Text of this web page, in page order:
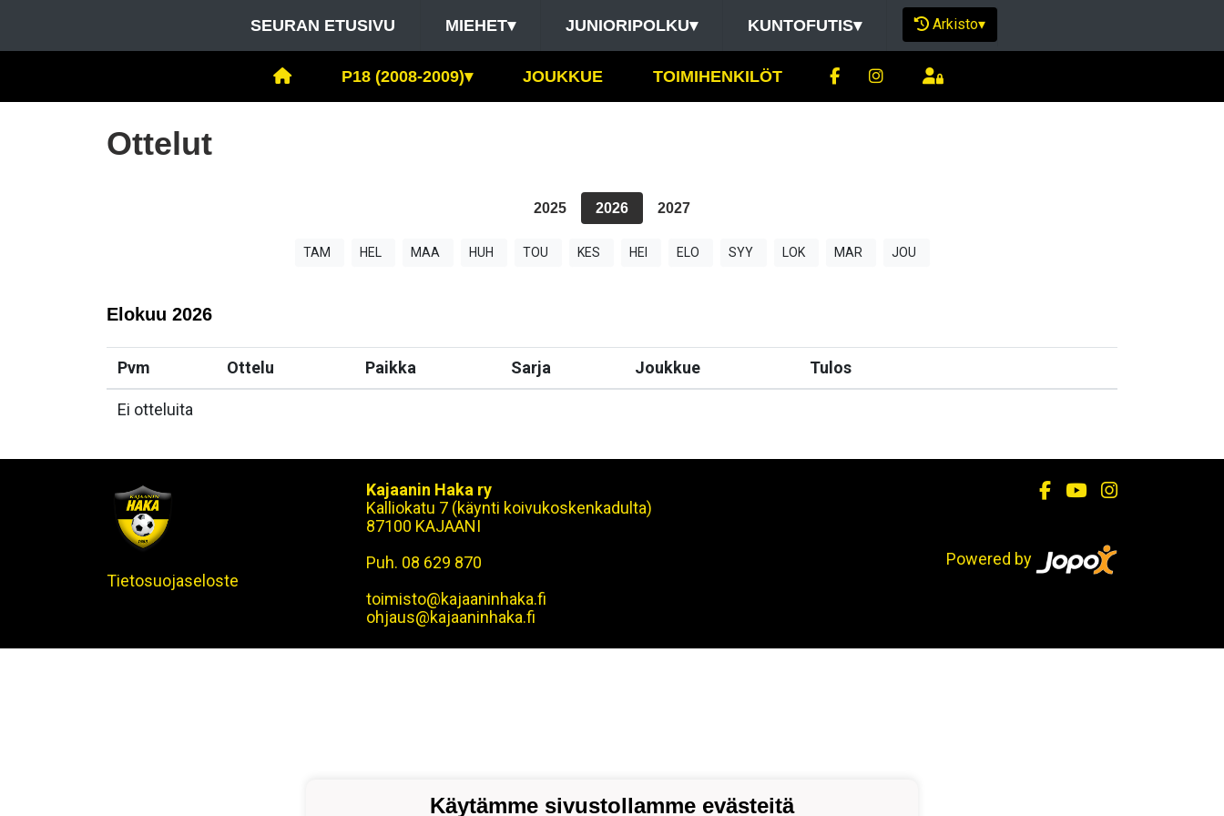
SEURAN ETUSIVU MIEHET▾ JUNIORIPOLKU▾ KUNTOFUTIS▾ Arkisto▾
P18 (2008-2009)▾ JOUKKUE TOIMIHENKILÖT
Ottelut
2025 2026 2027
TAM HEL MAA HUH TOU KES HEI ELO SYY LOK MAR JOU
Elokuu 2026
Pvm Ottelu Paikka Sarja Joukkue Tulos
Ei otteluita
Tietosuojaseloste
Kajaanin Haka ry
Kalliokatu 7 (käynti koivukoskenkadulta)
87100 KAJAANI
Puh. 08 629 870
toimisto@kajaaninhaka.fi
ohjaus@kajaaninhaka.fi
Powered by
Käytämme sivustollamme evästeitä